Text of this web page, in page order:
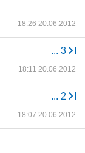
18:26 20.06.2012
... 3
18:11 20.06.2012
... 2
18:07 20.06.2012